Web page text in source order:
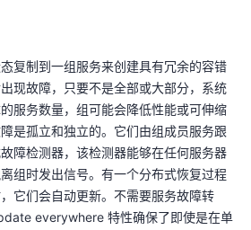
复制到一组服务来创建具有冗余的容错
现故障，只要不是全部或大部分，系统
服务数量，组可能会降低性能或可伸缩
是孤立和独立的。它们由组成员服务跟
障检测器，该检测器能够在任何服务器
组时发出信号。有一个分布式恢复过程
它们会自动更新。不需要服务故障转
everywhere 特性确保了即使是在单